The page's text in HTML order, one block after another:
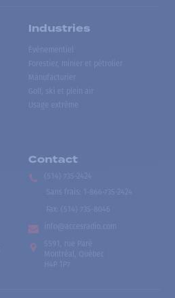
Industries
Événementiel
Forestier, minier et pétrolier
Manufacturier
Golf, ski et plein air
Usage extrême
Contact
(514) 735-2424
Sans frais
1-866-735-2424
Fax:
(514) 735-8046
info@accesradio.com
5591, rue Paré
Montréal, Québec
H4P 1P7